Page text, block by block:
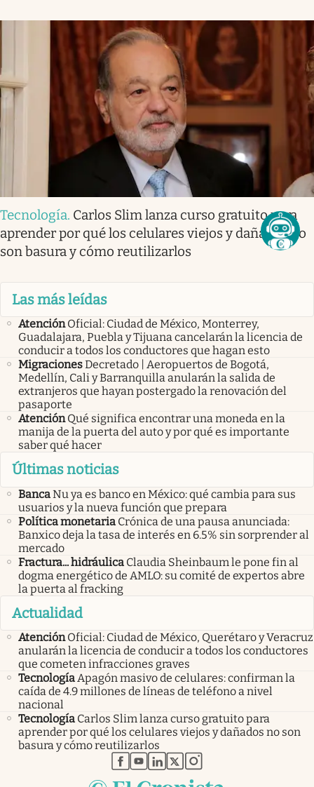
Tecnología. Carlos Slim lanza curso gratuito para
aprender por qué los celulares viejos y dañados no
son basura y cómo reutilizarlos
Las más leídas
Atención Oficial: Ciudad de México, Monterrey,
Guadalajara, Puebla y Tijuana cancelarán la licencia de
conducir a todos los conductores que hagan esto
MigracionesDecretado | Aeropuertos de Bogotá,
Medellín, Cali y Barranquilla anularán la salida de
extranjeros que hayan postergado la renovación del
pasaporte
Atención Qué significa encontrar una moneda en la
manija de la puerta del auto y por qué es importante
saber qué hacer
Últimas noticias
BancaNu ya es banco en México: qué cambia para sus
usuarios y la nueva función que prepara
Política monetaria Crónica de una pausa anunciada:
Banxico deja la tasa de interés en 6.5% sin sorprender al
mercado
Fractura... hidráulica Claudia Sheinbaum le pone fin al
dogma energético de AMLO: su comité de expertos abre
la puerta al fracking
Actualidad
Atención Oficial: Ciudad de México, Querétaro y Veracruz
anularán la licencia de conducir a todos los conductores
que cometen infracciones graves
TecnologíaApagón masivo de celulares: confirman la
caída de 4.9 millones de líneas de teléfono a nivel
nacional
Tecnología Carlos Slim lanza curso gratuito para
aprender por qué los celulares viejos y dañados no son
basura y cómo reutilizarlos
abre en nueva pestaña
abre en nueva pestaña
abre en nueva pestaña
abre en nueva pestaña
abre en nueva pestaña